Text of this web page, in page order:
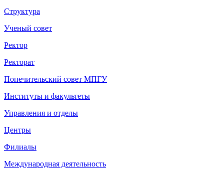
Структура
Ученый совет
Ректор
Ректорат
Попечительский совет МПГУ
Институты и факультеты
Управления и отделы
Центры
Филиалы
Международная деятельность